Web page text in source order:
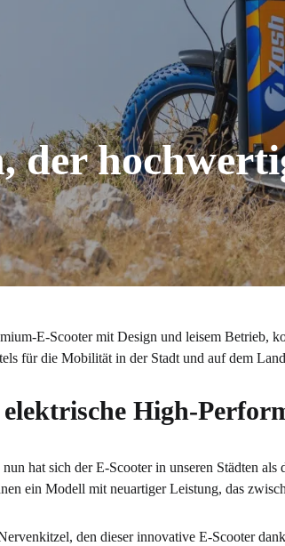
der
E-Scooter mit Design und leisem Betrieb,
für die Mobilität in der Stadt und auf dem
High-
nun hat sich der E-Scooter in unseren Städten
ein Modell mit neuartiger Leistung, das
den dieser innovative E-Scooter